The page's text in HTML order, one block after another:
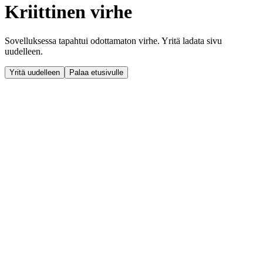
Kriittinen virhe
Sovelluksessa tapahtui odottamaton virhe. Yritä ladata sivu
uudelleen.
Yritä uudelleen Palaa etusivulle